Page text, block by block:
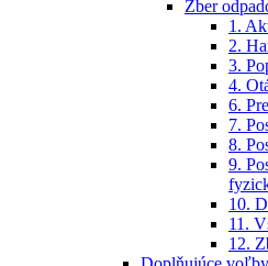
Zber
1.
2.
3.
4.
6.
7.
8.
9.
10.
11.
12.